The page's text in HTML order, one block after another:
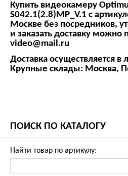
Купить видеокамеру
S042.1(2.8)MP_V.1 с
Москве без посредников,
и заказать доставку можно
video@mail.ru
Доставка осуществляется
Крупные склады: Москва,
ПОИСК ПО КАТАЛОГУ
Найти товар по артикулу: